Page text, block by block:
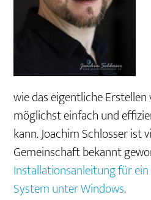
wie das eigentliche
möglichst einfach und
kann. Joachim Schlosser ist
Gemeinschaft bekannt
Installationsanleitung für
System unter Windows.